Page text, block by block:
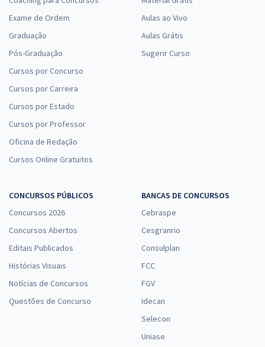
Exame de Ordem
Graduação
Pós-Graduação
Cursos por Concurso
Cursos por Carreira
Cursos por Estado
Cursos por Professor
Oficina de Redação
Cursos Online Gratuitos
Aulas ao Vivo
Aulas Grátis
Sugerir Curso
CONCURSOS PÚBLICOS
Concursos 2026
Concursos Abertos
Editais Publicados
Histórias Visuais
Notícias de Concursos
Questões de Concurso
BANCAS DE CONCURSOS
Cebraspe
Cesgranrio
Consulplan
FCC
FGV
Idecan
Selecon
Uniase